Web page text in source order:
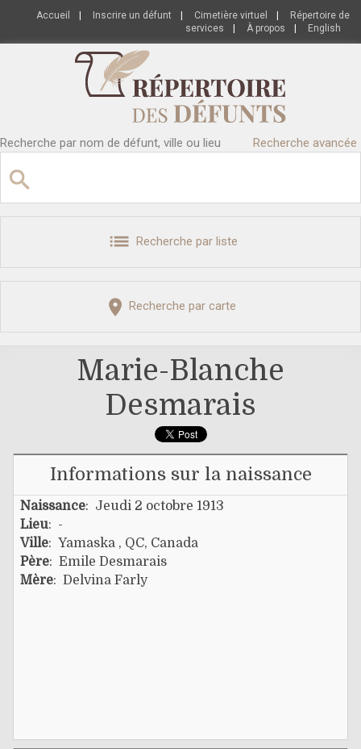
Accueil Inscrire un défunt Cimetière virtuel
Répertoire de
services
À propos English
Recherche par nom de défunt, ville ou lieu Recherche avancée
Recherche par liste
Recherche par carte
Marie-Blanche
Desmarais
Informations sur la naissance
Naissance: Jeudi 2 octobre 1913
Lieu: -
Ville: Yamaska , QC, Canada
Père: Emile Desmarais
Mère: Delvina Farly